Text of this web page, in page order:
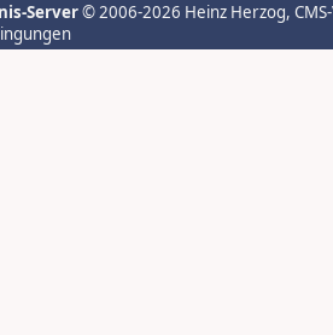
Server© 2006-2026 Heinz Herzog,